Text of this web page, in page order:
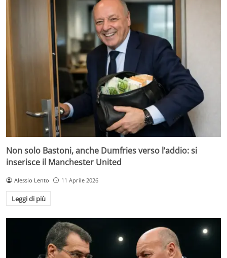
Non solo Bastoni, anche Dumfries verso l’addio: si
inserisce il Manchester United
Alessio Lento 11 Aprile 2026
Leggi di più